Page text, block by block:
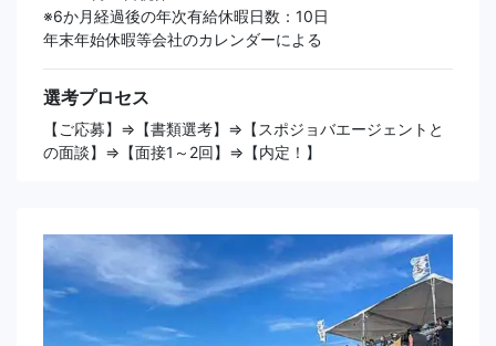
※6か月経過後の年次有給休暇日数：10日
年末年始休暇等会社のカレンダーによる
選考プロセス
【ご応募】⇒【書類選考】⇒【スポジョバエージェントと
の面談】⇒【面接1～2回】⇒【内定！】